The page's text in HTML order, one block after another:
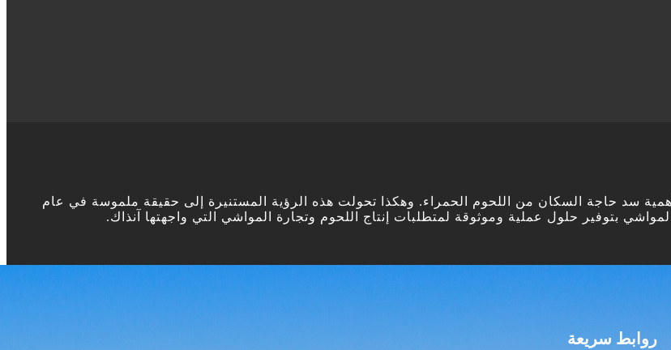
سد حاجة السكان من اللحوم الحمراء. وهكذا تحولت هذه الرؤية المستنيرة إلى حقيقة ملموسة في عام
روابط سريعة